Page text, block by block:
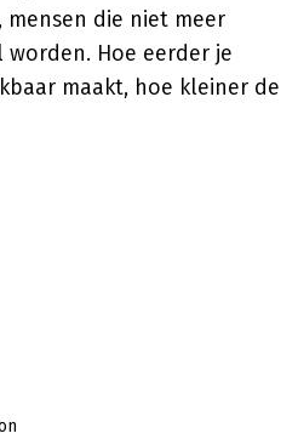
die niet meer
Hoe eerder je
maakt, hoe kleiner de